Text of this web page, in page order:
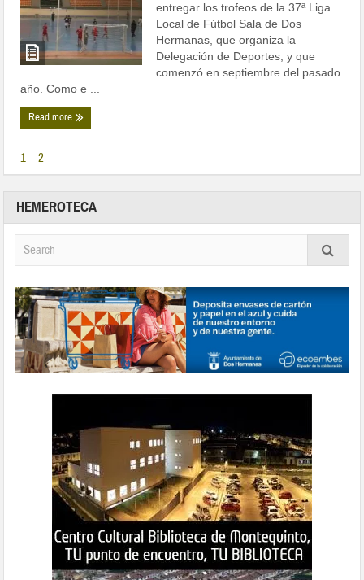
entregar los trofeos de la 37ª Liga
Local de Fútbol Sala de Dos
Hermanas, que organiza la
Delegación de Deportes, y que
comenzó en septiembre del pasado
año. Como e ...
Read more
1 2
HEMEROTECA